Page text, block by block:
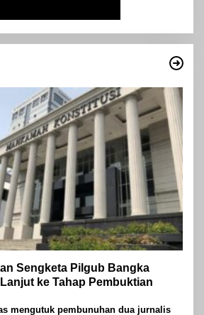
Sengketa Pilgub Bangka
ke Tahap Pembuktian
mengutuk pembunuhan dua jurnalis